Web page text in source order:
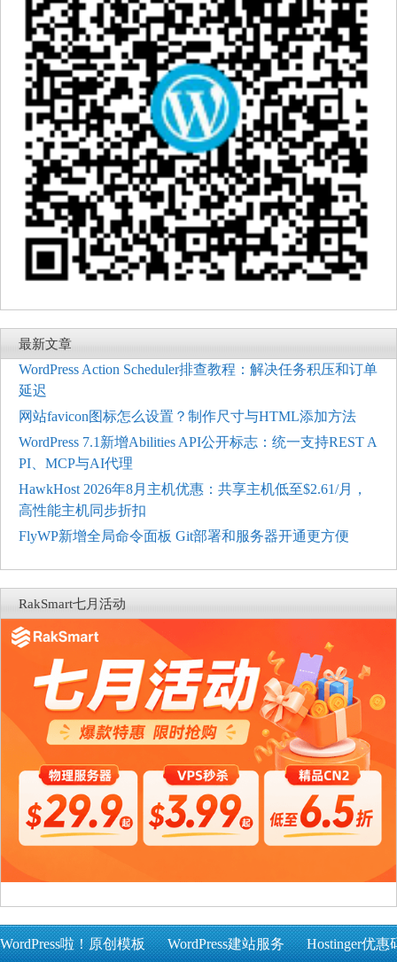
最新文章
WordPress Action Scheduler排查教程：解决任务积压和订单
延迟
网站favicon图标怎么设置？制作尺寸与HTML添加方法
WordPress 7.1新增Abilities API公开标志：统一支持REST A
PI、MCP与AI代理
HawkHost 2026年8月主机优惠：共享主机低至$2.61/月，
高性能主机同步折扣
FlyWP新增全局命令面板 Git部署和服务器开通更方便
RakSmart七月活动
WordPress啦！原创模板 WordPress建站服务 Hostinger优惠